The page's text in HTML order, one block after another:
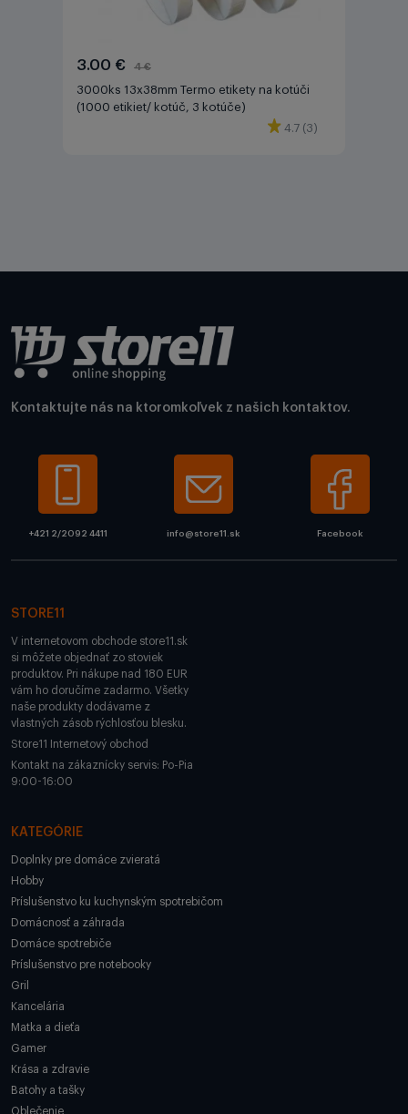
3.00 € 4 €
3000ks 13x38mm Termo etikety na kotúči
(1000 etikiet/ kotúč, 3 kotúče)
4.7 (3)
Kontaktujte nás na ktoromkoľvek z našich kontaktov.
+421 2/2092 4411 info@store11.sk Facebook
STORE11
V internetovom obchode store11.sk
si môžete objednať zo stoviek
produktov. Pri nákupe nad 180 EUR
vám ho doručíme zadarmo. Všetky
naše produkty dodávame z
vlastných zásob rýchlosťou blesku.
Store11 Internetový obchod
Kontakt na zákaznícky servis: Po-Pia
9:00-16:00
KATEGÓRIE
Doplnky pre domáce zvieratá
Hobby
Príslušenstvo ku kuchynským spotrebičom
Domácnosť a záhrada
Domáce spotrebiče
Príslušenstvo pre notebooky
Gril
Kancelária
Matka a dieťa
Gamer
Krása a zdravie
Batohy a tašky
Oblečenie